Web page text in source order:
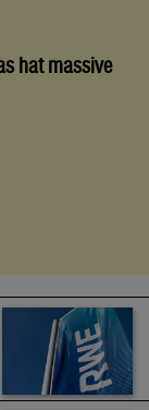
hat massive